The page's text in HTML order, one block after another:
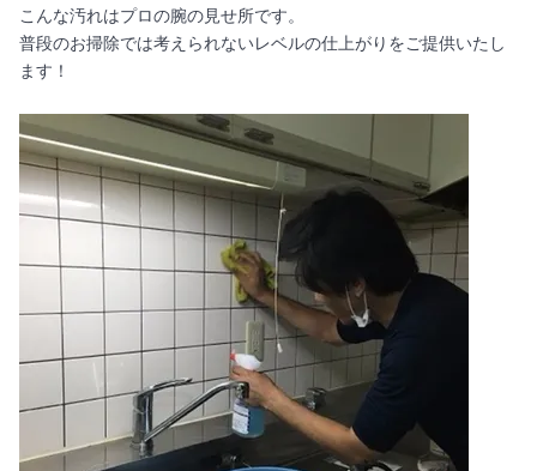
こんな汚れはプロの腕の見せ所です。
普段のお掃除では考えられないレベルの仕上がりをご提供いたし
ます！